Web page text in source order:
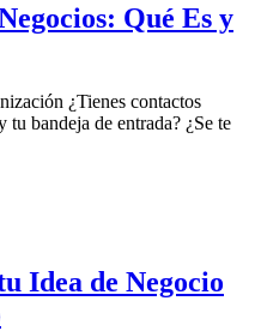
Qué Es y
¿Tienes contactos
bandeja de entrada? ¿Se te
Idea de Negocio